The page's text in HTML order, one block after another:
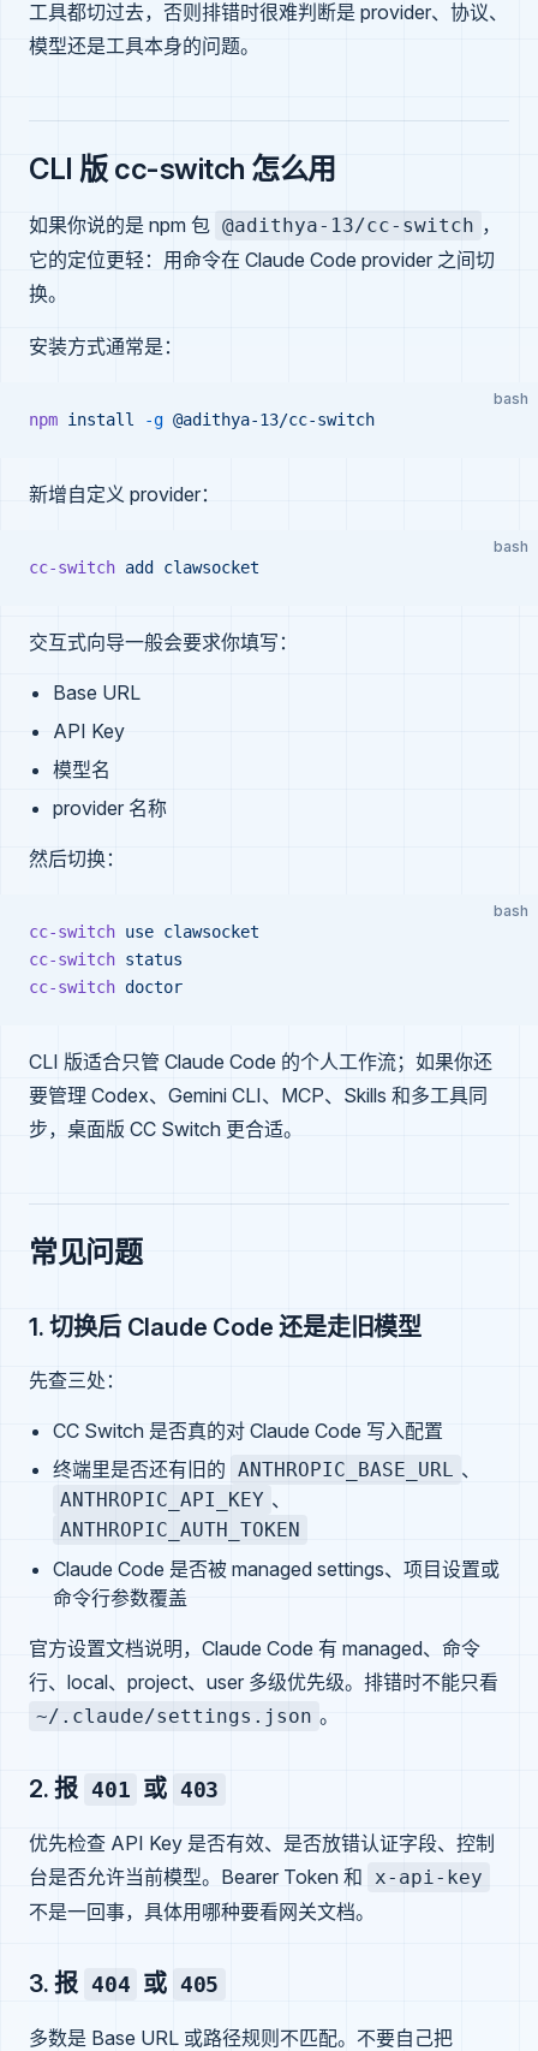
工具都切过去，否则排错时很难判断是 provider、协议、
模型还是工具本身的问题。
CLI 版 cc-switch 怎么用
如果你说的是 npm 包 @adithya-13/cc-switch ，
它的定位更轻：用命令在 Claude Code provider 之间切
换。
安装方式通常是：
bash
npm install -g @adithya-13/cc-switch
新增自定义 provider：
bash
cc-switch add clawsocket
交互式向导一般会要求你填写：
Base URL
API Key
模型名
provider 名称
然后切换：
bash
cc-switch use clawsocket
cc-switch status
cc-switch doctor
CLI 版适合只管 Claude Code 的个人工作流；如果你还
要管理 Codex、Gemini CLI、MCP、Skills 和多工具同
步，桌面版 CC Switch 更合适。
常见问题
1. 切换后 Claude Code 还是走旧模型
先查三处：
CC Switch 是否真的对 Claude Code 写入配置
终端里是否还有旧的 ANTHROPIC_BASE_URL 、
ANTHROPIC_API_KEY 、
ANTHROPIC_AUTH_TOKEN
Claude Code 是否被 managed settings、项目设置或
命令行参数覆盖
官方设置文档说明，Claude Code 有 managed、命令
行、local、project、user 多级优先级。排错时不能只看
~/.claude/settings.json 。
2. 报 401 或 403
优先检查 API Key 是否有效、是否放错认证字段、控制
台是否允许当前模型。Bearer Token 和
x-api-key
不是一回事，具体用哪种要看网关文档。
3. 报 404 或 405
多数是 Base URL 或路径规则不匹配。不要自己把